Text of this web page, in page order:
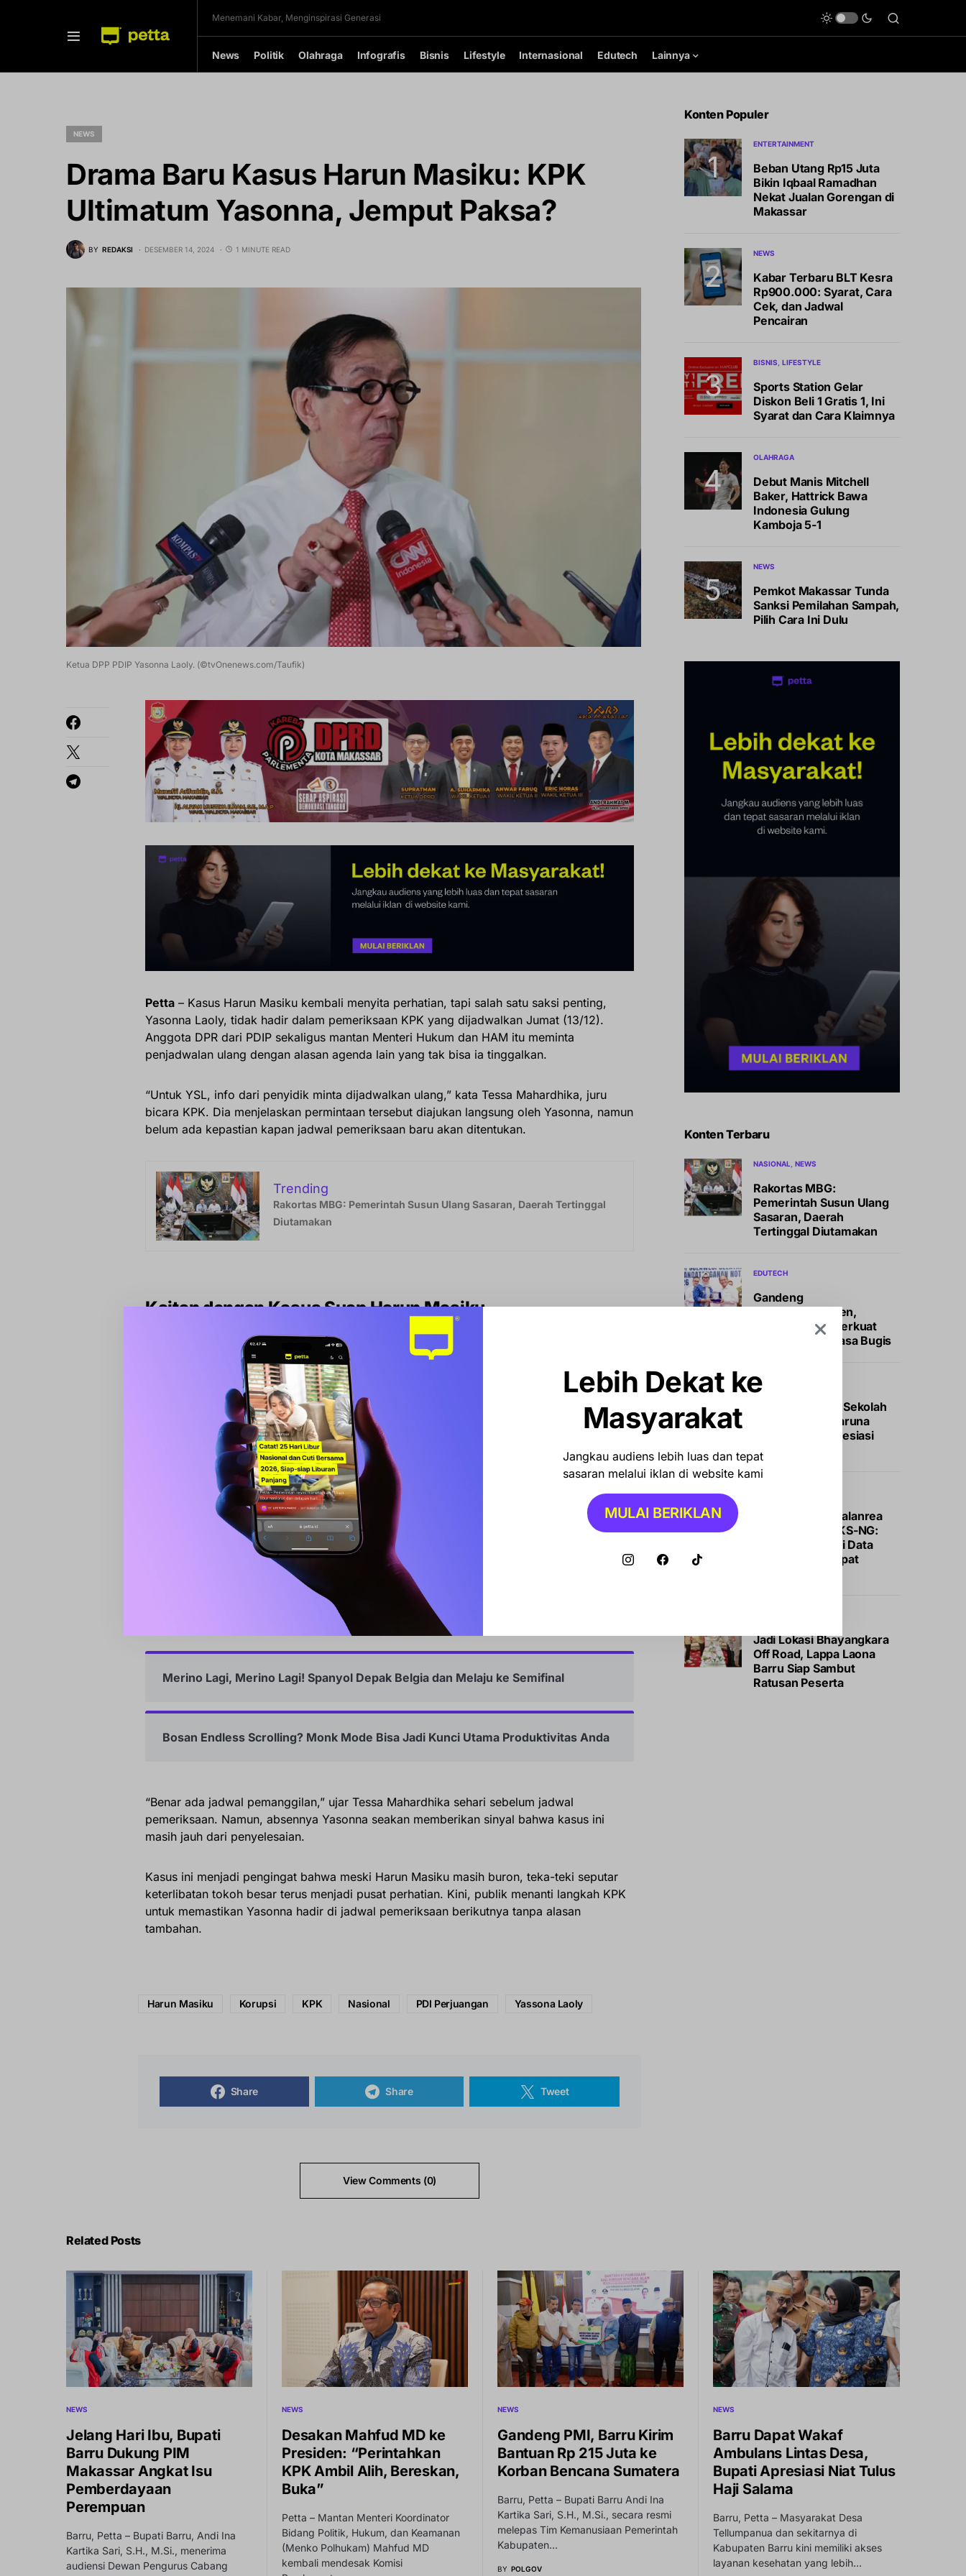
Menemani Kabar, Menginspirasi Generasi
News Politik Olahraga Infografis Bisnis Lifestyle Internasional Edutech Lainnya
NEWS
Drama Baru Kasus Harun Masiku: KPK
Ultimatum Yasonna, Jemput Paksa?
BY REDAKSI DESEMBER 14, 2024 1 MINUTE READ
Ketua DPP PDIP Yasonna Laoly. (©tvOnenews.com/Taufik)
Petta – Kasus Harun Masiku kembali menyita perhatian, tapi salah satu saksi penting,
Yasonna Laoly, tidak hadir dalam pemeriksaan KPK yang dijadwalkan Jumat (13/12).
Anggota DPR dari PDIP sekaligus mantan Menteri Hukum dan HAM itu meminta
penjadwalan ulang dengan alasan agenda lain yang tak bisa ia tinggalkan.
“Untuk YSL, info dari penyidik minta dijadwalkan ulang,” kata Tessa Mahardhika, juru
bicara KPK. Dia menjelaskan permintaan tersebut diajukan langsung oleh Yasonna, namun
belum ada kepastian kapan jadwal pemeriksaan baru akan ditentukan.
Trending
Rakortas MBG: Pemerintah Susun Ulang Sasaran, Daerah Tertinggal
Diutamakan
Kaitan dengan Kasus Suap Harun Masiku
Panggilan KPK ini terkait penyelidikan kasus suap pergantian antarwaktu (PAW) anggota
DPR, di mana Harun Masiku menjadi tersangka utama. Harun telah menjadi buronan sejak
awal 2020, membuat kasus ini menjadi salah satu yang paling kontroversial di Indonesia.
Jadwal pemeriksaan Yasonna sebelumnya sudah ditetapkan di Gedung Merah Putih KPK,
Jakarta Selatan. Menurut sumber internal, surat panggilan telah dikirimkan, namun
ketidakhadiran Yasonna kini menimbulkan tanda tanya.
Spekulasi Publik dan Tanggapan KPK
Ketidakhadiran Yasonna dianggap menambah lapisan baru dalam drama kasus Harun
Masiku. Kritik publik mengarah pada dugaan bahwa ini bisa menjadi upaya untuk
mengulur waktu atau mempersulit penyelidikan. KPK kini menghadapi tekanan besar
untuk memastikan tidak ada hambatan dalam proses pemeriksaan saksi.
Merino Lagi, Merino Lagi! Spanyol Depak Belgia dan Melaju ke Semifinal
Bosan Endless Scrolling? Monk Mode Bisa Jadi Kunci Utama Produktivitas Anda
“Benar ada jadwal pemanggilan,” ujar Tessa Mahardhika sehari sebelum jadwal
pemeriksaan. Namun, absennya Yasonna seakan memberikan sinyal bahwa kasus ini
masih jauh dari penyelesaian.
Kasus ini menjadi pengingat bahwa meski Harun Masiku masih buron, teka-teki seputar
keterlibatan tokoh besar terus menjadi pusat perhatian. Kini, publik menanti langkah KPK
untuk memastikan Yasonna hadir di jadwal pemeriksaan berikutnya tanpa alasan
tambahan.
Harun Masiku Korupsi KPK Nasional PDI Perjuangan Yassona Laoly
Share Share Tweet
View Comments (0)
Konten Populer
ENTERTAINMENT
Beban Utang Rp15 Juta
Bikin Iqbaal Ramadhan
Nekat Jualan Gorengan di
Makassar
NEWS
Kabar Terbaru BLT Kesra
Rp900.000: Syarat, Cara
Cek, dan Jadwal
Pencairan
BISNIS LIFESTYLE
Sports Station Gelar
Diskon Beli 1 Gratis 1, Ini
Syarat dan Cara Klaimnya
OLAHRAGA
Debut Manis Mitchell
Baker, Hattrick Bawa
Indonesia Gulung
Kamboja 5-1
NEWS
Pemkot Makassar Tunda
Sanksi Pemilahan Sampah,
Pilih Cara Ini Dulu
Konten Terbaru
NASIONAL NEWS
Rakortas MBG:
Pemerintah Susun Ulang
Sasaran, Daerah
Tertinggal Diutamakan
EDUTECH
Gandeng
Kemendikdasmen,
Pemkab Barru Perkuat
Pelestarian Bahasa Bugis
EDUTECH
Dampingi Siswa Sekolah
Rakyat Barru, Taruna
Akmil Dapat Apresiasi
Khusus Bupati
Kecamatan Tamalanrea
Gelar Monev SIKS-NG:
Perketat Validasi Data
demi Bansos Tepat
Jadi Lokasi Bhayangkara
Off Road, Lappa Laona
Barru Siap Sambut
Ratusan Peserta
Related Posts
NEWS
Jelang Hari Ibu, Bupati
Barru Dukung PIM
Makassar Angkat Isu
Pemberdayaan
Perempuan
Barru, Petta – Bupati Barru, Andi Ina
Kartika Sari, S.H., M.Si., menerima
audiensi Dewan Pengurus Cabang
NEWS
Desakan Mahfud MD ke
Presiden: “Perintahkan
KPK Ambil Alih, Bereskan,
Buka”
Petta – Mantan Menteri Koordinator
Bidang Politik, Hukum, dan Keamanan
(Menko Polhukam) Mahfud MD
kembali mendesak Komisi
NEWS
Gandeng PMI, Barru Kirim
Bantuan Rp 215 Juta ke
Korban Bencana Sumatera
Barru, Petta – Bupati Barru Andi Ina
Kartika Sari, S.H., M.Si., secara resmi
melepas Tim Kemanusiaan Pemerintah
Kabupaten…
BY POLGOV
NEWS
Barru Dapat Wakaf
Ambulans Lintas Desa,
Bupati Apresiasi Niat Tulus
Haji Salama
Barru, Petta – Masyarakat Desa
Tellumpanua dan sekitarnya di
Kabupaten Barru kini memiliki akses
layanan kesehatan yang lebih…
Lebih Dekat ke
Masyarakat
Jangkau audiens lebih luas dan tepat
sasaran melalui iklan di website kami
MULAI BERIKLAN